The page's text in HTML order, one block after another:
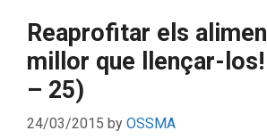
Reaprofitar els
millor que llençar-
– 25)
24/03/2015 by OSSMA